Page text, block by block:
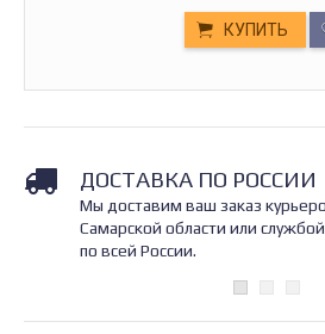
КУПИТЬ
ДОСТАВКА ПО РОССИИ
Мы доставим ваш заказ
Самарской области или
по всей России.